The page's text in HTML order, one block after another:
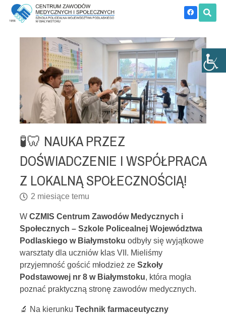
🧪🦷 NAUKA PRZEZ
DOŚWIADCZENIE I WSPÓŁPRACA
Z LOKALNĄ SPOŁECZNOŚCIĄ!
2 miesiące temu
W CZMIS Centrum Zawodów Medycznych i
Społecznych – Szkole Policealnej Województwa
Podlaskiego w Białymstoku odbyły się wyjątkowe
warsztaty dla uczniów klas VII. Mieliśmy
przyjemność gościć młodzież ze Szkoły
Podstawowej nr 8 w Białymstoku, która mogła
poznać praktyczną stronę zawodów medycznych.
🔬 Na kierunku Technik farmaceutyczny